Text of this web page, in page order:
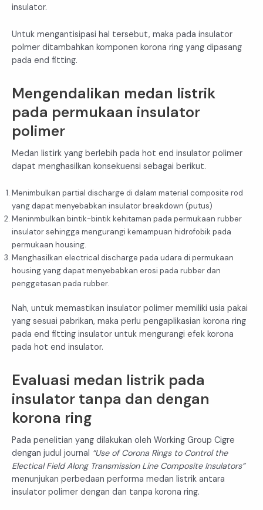
insulator.
Untuk mengantisipasi hal tersebut, maka pada insulator
polmer ditambahkan komponen korona ring yang dipasang
pada end fitting.
Mengendalikan medan listrik
pada permukaan insulator
polimer
Medan listirk yang berlebih pada hot end insulator polimer
dapat menghasilkan konsekuensi sebagai berikut.
Menimbulkan partial discharge di dalam material composite rod
yang dapat menyebabkan insulator breakdown (putus)
Meninmbulkan bintik-bintik kehitaman pada permukaan rubber
insulator sehingga mengurangi kemampuan hidrofobik pada
permukaan housing.
Menghasilkan electrical discharge pada udara di permukaan
housing yang dapat menyebabkan erosi pada rubber dan
penggetasan pada rubber.
Nah, untuk memastikan insulator polimer memiliki usia pakai
yang sesuai pabrikan, maka perlu pengaplikasian korona ring
pada end fitting insulator untuk mengurangi efek korona
pada hot end insulator.
Evaluasi medan listrik pada
insulator tanpa dan dengan
korona ring
Pada penelitian yang dilakukan oleh Working Group Cigre
dengan judul journal “Use of Corona Rings to Control the
Electical Field Along Transmission Line Composite Insulators”
menunjukan perbedaan performa medan listrik antara
insulator polimer dengan dan tanpa korona ring.